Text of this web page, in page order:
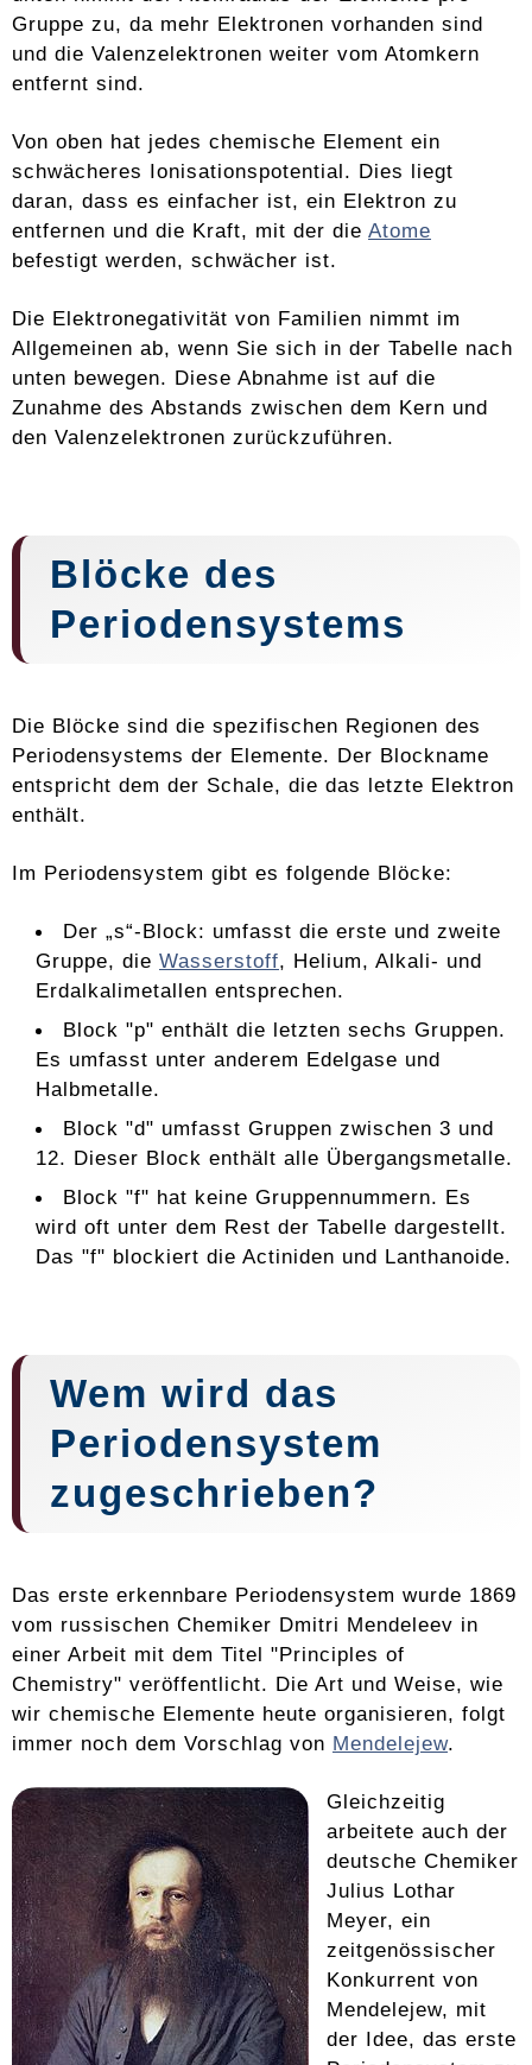
Gruppe zu, da mehr Elektronen vorhanden sind
und die Valenzelektronen weiter vom Atomkern
entfernt sind.
Von oben hat jedes chemische Element ein
schwächeres Ionisationspotential. Dies liegt
daran, dass es einfacher ist, ein Elektron zu
entfernen und die Kraft, mit der die Atome
befestigt werden, schwächer ist.
Die Elektronegativität von Familien nimmt im
Allgemeinen ab, wenn Sie sich in der Tabelle nach
unten bewegen. Diese Abnahme ist auf die
Zunahme des Abstands zwischen dem Kern und
den Valenzelektronen zurückzuführen.
Blöcke des
Periodensystems
Die Blöcke sind die spezifischen Regionen des
Periodensystems der Elemente. Der Blockname
entspricht dem der Schale, die das letzte Elektron
enthält.
Im Periodensystem gibt es folgende Blöcke:
Der „s“-Block: umfasst die erste und zweite
Gruppe, die Wasserstoff, Helium, Alkali- und
Erdalkalimetallen entsprechen.
Block "p" enthält die letzten sechs Gruppen.
Es umfasst unter anderem Edelgase und
Halbmetalle.
Block "d" umfasst Gruppen zwischen 3 und
12. Dieser Block enthält alle Übergangsmetalle.
Block "f" hat keine Gruppennummern. Es
wird oft unter dem Rest der Tabelle dargestellt.
Das "f" blockiert die Actiniden und Lanthanoide.
Wem wird das
Periodensystem
zugeschrieben?
Das erste erkennbare Periodensystem wurde 1869
vom russischen Chemiker Dmitri Mendeleev in
einer Arbeit mit dem Titel "Principles of
Chemistry" veröffentlicht. Die Art und Weise, wie
wir chemische Elemente heute organisieren, folgt
immer noch dem Vorschlag von Mendelejew.
Gleichzeitig
arbeitete auch der
deutsche Chemiker
Julius Lothar
Meyer, ein
zeitgenössischer
Konkurrent von
Mendelejew, mit
der Idee, das erste